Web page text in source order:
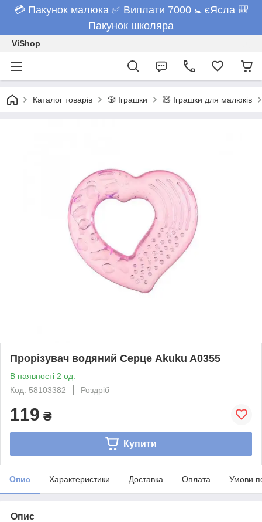
💳 Пакунок малюка ✅ Виплати 7000 🚼 єЯсла 🎒
Пакунок школяра
ViShop
Каталог товарів 🎲 Іграшки 🧸 Іграшки для малюків
Прорізувач водяний Серце Akuku A0355
В наявності 2 од.
Код: 58103382
Роздріб
119 ₴
Купити
Опис Характеристики Доставка Оплата Умови
Опис